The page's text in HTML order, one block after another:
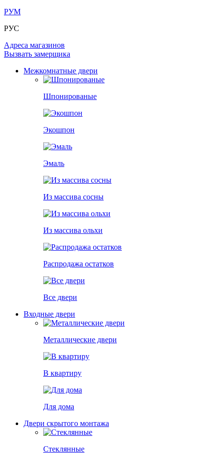
РУМ
РУС
Адреса магазинов
Вызвать замерщика
Межкомнатные двери
Шпонированые
Экошпон
Эмаль
Из массива сосны
Из массива ольхи
Распродажа остатков
Все двери
Входные двери
Металлические двери
В квартиру
Для дома
Двери скрытого монтажа
Стеклянные